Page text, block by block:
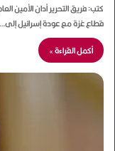
كتب: فريق التحرير أدان الأمين
قطاع غزة مع عودة إسرائيل إلى…
أكمل القراءة »